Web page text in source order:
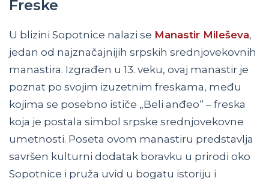
Freske
U blizini Sopotnice nalazi se Manastir Mileševa,
jedan od najznačajnijih srpskih srednjovekovnih
manastira. Izgrađen u 13. veku, ovaj manastir je
poznat po svojim izuzetnim freskama, među
kojima se posebno ističe „Beli anđeo“ – freska
koja je postala simbol srpske srednjovekovne
umetnosti. Poseta ovom manastiru predstavlja
savršen kulturni dodatak boravku u prirodi oko
Sopotnice i pruža uvid u bogatu istoriju i